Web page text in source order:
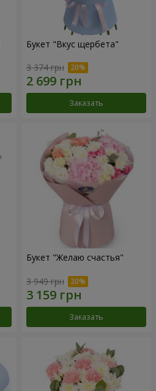
Букет "Вкус щербета"
3 374 грн
Заказать
Букет "Желаю счастья"
3 949 грн
Заказать